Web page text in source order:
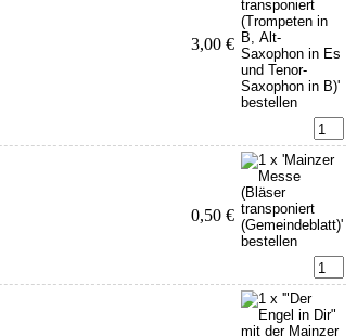
3,00 €
0,50 €